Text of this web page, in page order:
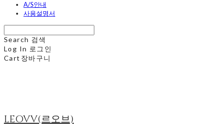
A/S안내
사용설명서
Search 검색
Log In 로그인
Cart 장바구니
LEOVV(르오브)